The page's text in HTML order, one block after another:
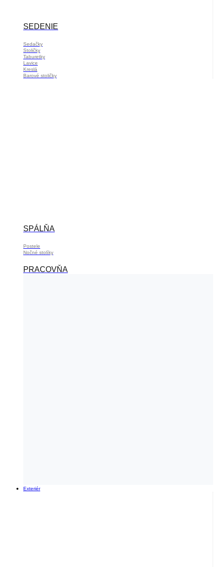
SEDENIE
Sedačky
Stoličky
Taburetky
Lavice
Kreslá
Barové stoličky
SPÁLŇA
Postele
Nočné stolíky
PRACOVŇA
Exteriér